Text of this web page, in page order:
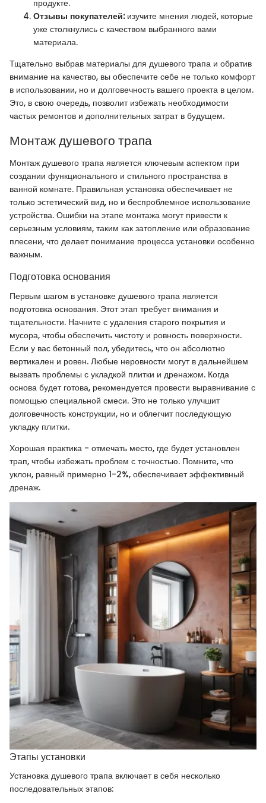
продукте.
Отзывы покупателей:изучите мнения людей, которые
уже столкнулись с качеством выбранного вами
материала.
Тщательно выбрав материалы для душевого трапа и обратив
внимание на качество, вы обеспечите себе не только комфорт
в использовании, но и долговечность вашего проекта в целом.
Это, в свою очередь, позволит избежать необходимости
частых ремонтов и дополнительных затрат в будущем.
Монтаж душевого трапа
Монтаж душевого трапа является ключевым аспектом при
создании функционального и стильного пространства в
ванной комнате. Правильная установка обеспечивает не
только эстетический вид, но и беспроблемное использование
устройства. Ошибки на этапе монтажа могут привести к
серьезным условиям, таким как затопление или образование
плесени, что делает понимание процесса установки особенно
важным.
Подготовка основания
Первым шагом в установке душевого трапа является
подготовка основания. Этот этап требует внимания и
тщательности. Начните с удаления старого покрытия и
мусора, чтобы обеспечить чистоту и ровность поверхности.
Если у вас бетонный пол, убедитесь, что он абсолютно
вертикален и ровен. Любые неровности могут в дальнейшем
вызвать проблемы с укладкой плитки и дренажом. Когда
основа будет готова, рекомендуется провести выравнивание с
помощью специальной смеси. Это не только улучшит
долговечность конструкции, но и облегчит последующую
укладку плитки.
Хорошая практика - отмечать место, где будет установлен
трап, чтобы избежать проблем с точностью. Помните, что
уклон, равный примерно 1-2%, обеспечивает эффективный
дренаж.
Этапы установки
Установка душевого трапа включает в себя несколько
последовательных этапов: